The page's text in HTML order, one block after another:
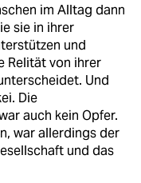
im Alltag dann
sie in ihrer
und
Relität von ihrer
Und
Die
auch kein Opfer.
war allerdings der
und das